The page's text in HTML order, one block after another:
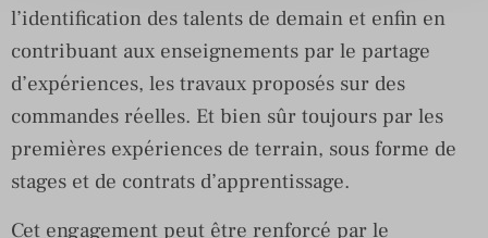
l’identification des talents de demain et enfin en
contribuant aux enseignements par le partage
d’expériences, les travaux proposés sur des
commandes réelles. Et bien sûr toujours par les
premières expériences de terrain, sous forme de
stages et de contrats d’apprentissage.
Cet engagement peut être renforcé par le